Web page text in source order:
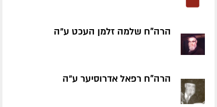
הרה"ח שלמה זלמן העכט ע״ה
הרה"ח רפאל אדרוסיער ע״ה